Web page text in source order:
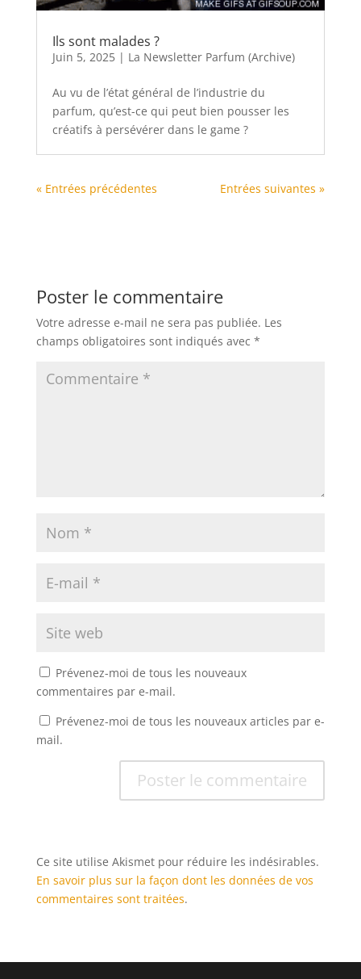
Ils sont malades ?
Juin 5, 2025| La Newsletter Parfum (Archive)
Au vu de l’état général de l’industrie du
parfum, qu’est-ce qui peut bien pousser les
créatifs à persévérer dans le game ?
« Entrées précédentes Entrées suivantes »
Poster le commentaire
Votre adresse e-mail ne sera pas publiée. Les
champs obligatoires sont indiqués avec *
Prévenez-moi de tous les nouveaux
commentaires par e-mail.
Prévenez-moi de tous les nouveaux articles par e-
mail.
Ce site utilise Akismet pour réduire les indésirables.
En savoir plus sur la façon dont les données de vos
commentaires sont traitées.